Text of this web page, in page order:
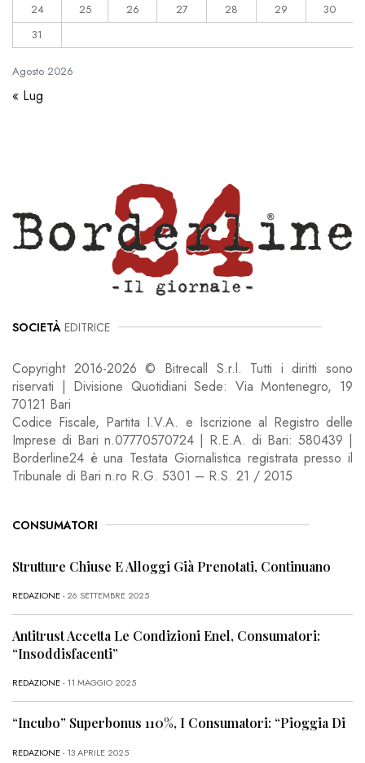
Agosto 2026
24
25 26 27 28 29
30
31
« Lug
SOCIETÀ EDITRICE
Copyright 2016-2026 © Bitrecall S.r.l. Tutti i diritti sono
riservati | Divisione Quotidiani Sede: Via Montenegro, 19
70121 Bari
Codice Fiscale, Partita I.V.A. e Iscrizione al Registro delle
Imprese di Bari n.07770570724 | R.E.A. di Bari: 580439 |
Borderline24 è una Testata Giornalistica registrata presso il
Tribunale di Bari n.ro R.G. 5301 – R.S. 21 / 2015
CONSUMATORI
Strutture Chiuse E Alloggi Già Prenotati, Continuano
REDAZIONE- 26 SETTEMBRE 2025
Antitrust Accetta Le Condizioni Enel, Consumatori:
“Insoddisfacenti”
REDAZIONE- 11 MAGGIO 2025
“Incubo” Superbonus 110%, I Consumatori: “Pioggia Di
REDAZIONE- 13 APRILE 2025